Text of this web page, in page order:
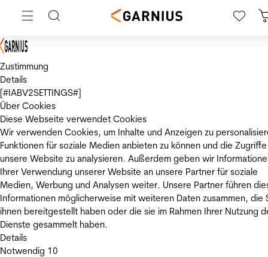
Zustimmung
Details
[#IABV2SETTINGS#]
Über Cookies
Diese Webseite verwendet Cookies
Wir verwenden Cookies, um Inhalte und Anzeigen zu
Funktionen für soziale Medien anbieten zu können und die
unsere Website zu analysieren. Außerdem geben wir
Ihrer Verwendung unserer Website an unsere Partner für soziale
Medien, Werbung und Analysen weiter. Unsere Partner führen
Informationen möglicherweise mit weiteren Daten zusammen, die
ihnen bereitgestellt haben oder die sie im Rahmen Ihrer Nutzung
Dienste gesammelt haben.
Details
Notwendig 10